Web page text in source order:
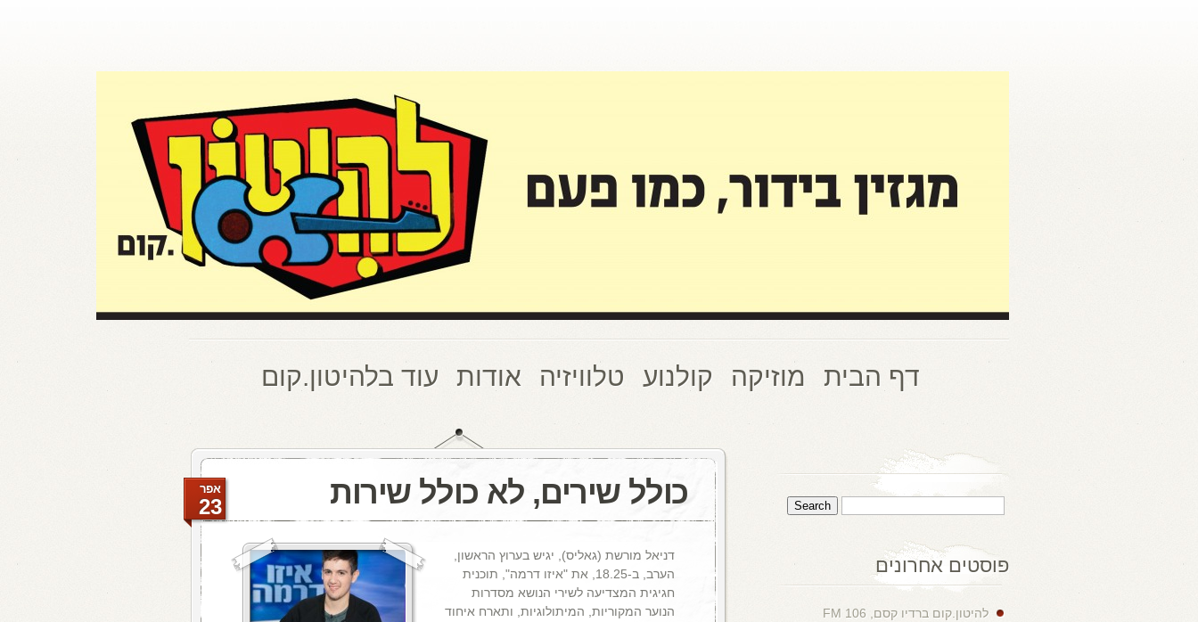
דף הבית מוזיקה קולנוע טלוויזיה אודות עוד בלהיטון.קום
כולל שירים, לא כולל שירות אפר
23
דניאל מורשת (גאליס), יגיש בערוץ הראשון,
הערב, ב-18.25, את "איזו דרמה", תוכנית
חגיגית המצדיעה לשירי הנושא מסדרות
הנוער המקוריות, המיתולוגיות, ותארח איחוד
פוסטים אחרונים
להיטון.קום ברדיו קסם, 106 FM